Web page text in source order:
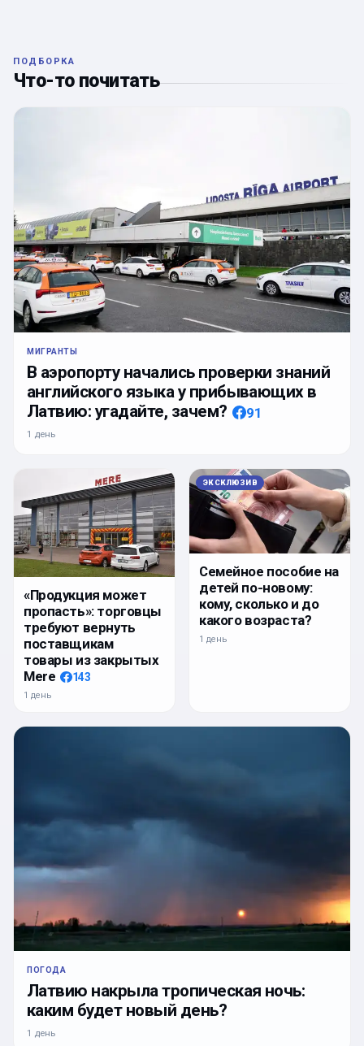
ПОДБОРКА
Что-то почитать
МИГРАНТЫ
В аэропорту начались проверки знаний
английского языка у прибывающих в
Латвию: угадайте, зачем?
91
1 день
«Продукция может
пропасть»: торговцы
требуют вернуть
поставщикам
товары из закрытых
Mere
143
1 день
ЭКСКЛЮЗИВ
Семейное пособие на
детей по-новому:
кому, сколько и до
какого возраста?
1 день
ПОГОДА
Латвию накрыла тропическая ночь:
каким будет новый день?
1 день